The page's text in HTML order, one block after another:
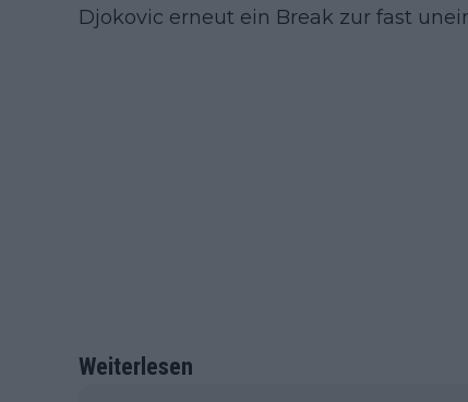
Djokovic erneut ein Break zur fast
Weiterlesen